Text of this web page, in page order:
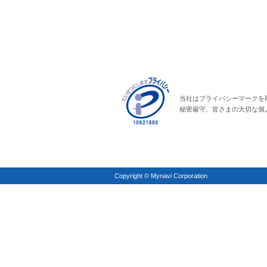
当社はプライバシーマークを
秘密厳守、皆さまの大切な個
Copyright © Mynavi Corporation